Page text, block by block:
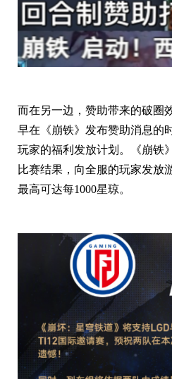
而在另一边，赞助带来的破圈
早在《崩铁》发布赞助消息的
玩家的福利发放计划。《崩铁
比赛结果，向全服的玩家发放
最高可达每1000星琼。